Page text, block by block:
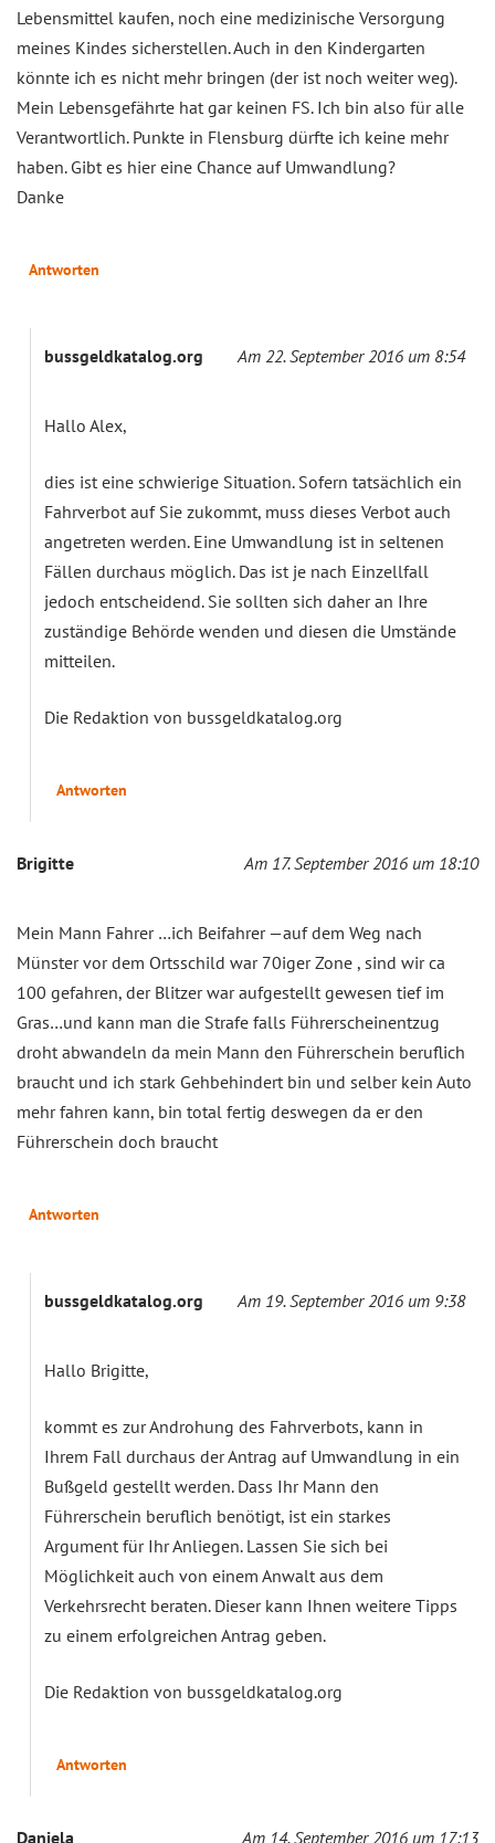
Lebensmittel kaufen, noch eine medizinische Versorgung
meines Kindes sicherstellen. Auch in den Kindergarten
könnte ich es nicht mehr bringen (der ist noch weiter weg).
Mein Lebensgefährte hat gar keinen FS. Ich bin also für alle
Verantwortlich. Punkte in Flensburg dürfte ich keine mehr
haben. Gibt es hier eine Chance auf Umwandlung?
Danke
Antworten
bussgeldkatalog.org Am 22. September 2016 um 8:54
Hallo Alex,
dies ist eine schwierige Situation. Sofern tatsächlich ein
Fahrverbot auf Sie zukommt, muss dieses Verbot auch
angetreten werden. Eine Umwandlung ist in seltenen
Fällen durchaus möglich. Das ist je nach Einzellfall
jedoch entscheidend. Sie sollten sich daher an Ihre
zuständige Behörde wenden und diesen die Umstände
mitteilen.
Die Redaktion von bussgeldkatalog.org
Antworten
Brigitte Am 17. September 2016 um 18:10
Mein Mann Fahrer …ich Beifahrer —auf dem Weg nach
Münster vor dem Ortsschild war 70iger Zone , sind wir ca
100 gefahren, der Blitzer war aufgestellt gewesen tief im
Gras…und kann man die Strafe falls Führerscheinentzug
droht abwandeln da mein Mann den Führerschein beruflich
braucht und ich stark Gehbehindert bin und selber kein Auto
mehr fahren kann, bin total fertig deswegen da er den
Führerschein doch braucht
Antworten
bussgeldkatalog.org Am 19. September 2016 um 9:38
Hallo Brigitte,
kommt es zur Androhung des Fahrverbots, kann in
Ihrem Fall durchaus der Antrag auf Umwandlung in ein
Bußgeld gestellt werden. Dass Ihr Mann den
Führerschein beruflich benötigt, ist ein starkes
Argument für Ihr Anliegen. Lassen Sie sich bei
Möglichkeit auch von einem Anwalt aus dem
Verkehrsrecht beraten. Dieser kann Ihnen weitere Tipps
zu einem erfolgreichen Antrag geben.
Die Redaktion von bussgeldkatalog.org
Antworten
Daniela Am 14. September 2016 um 17:13